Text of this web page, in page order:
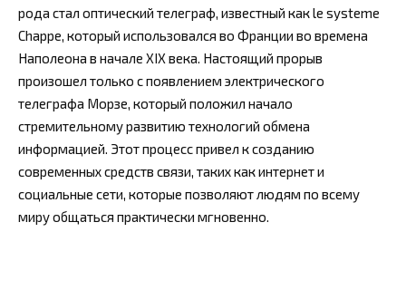
рода стал оптический телеграф, известный как le systeme
Chappe, который использовался во Франции во времена
Наполеона в начале XIX века. Настоящий прорыв
произошел только с появлением электрического
телеграфа Морзе, который положил начало
стремительному развитию технологий обмена
информацией. Этот процесс привел к созданию
современных средств связи, таких как интернет и
социальные сети, которые позволяют людям по всему
миру общаться практически мгновенно.